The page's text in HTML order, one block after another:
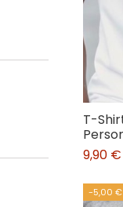
T-
9,90 €
-5,00 €